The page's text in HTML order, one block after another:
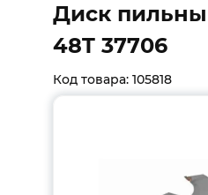
Диск
48T 37706
Код товара: 105818